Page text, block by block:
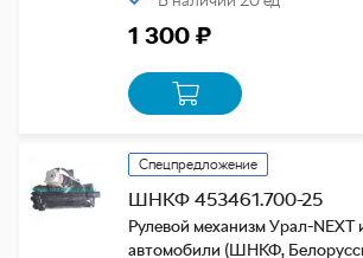
1 300 ₽
Спецпредложение
ШНКФ 453461.700-25
Рулевой механизм Урал-NEXT
автомобили (ШНКФ,